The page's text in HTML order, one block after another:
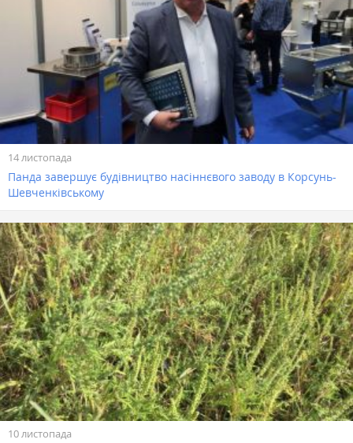
14 листопада
Панда завершує будівництво насіннєвого заводу в Корсунь-
Шевченківському
10 листопада